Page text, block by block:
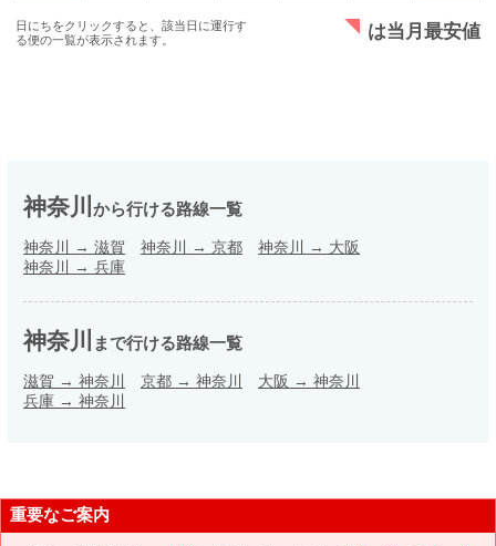
日にちをクリックすると、該当日に運行す
る便の一覧が表示されます。
は当月最安値
神奈川 から行ける路線一覧
神奈川 → 滋賀 神奈川 → 京都 神奈川 → 大阪
神奈川 → 兵庫
神奈川 まで行ける路線一覧
滋賀 → 神奈川 京都 → 神奈川 大阪 → 神奈川
兵庫 → 神奈川
重要なご案内